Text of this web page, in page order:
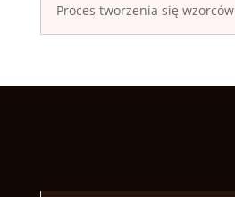
Proces tworzenia się wzorców